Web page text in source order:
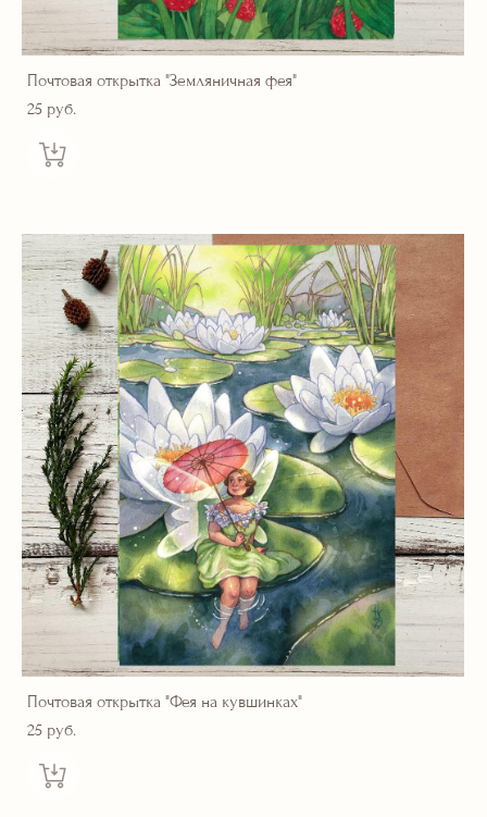
Почтовая открытка "Земляничная фея"
25 pуб.
Почтовая открытка "Фея на кувшинках"
25 pуб.